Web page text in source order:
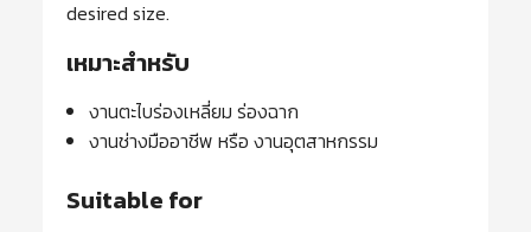
desired size.
เหมาะสำหรับ
งานตะไบร่องเหลี่ยม ร่องฉาก
งานช่างมืออาชีพ หรือ งานอุตสาหกรรม
Suitable for